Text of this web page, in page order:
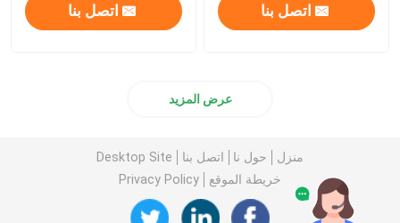
اتصل بنا اتصل بنا
عرض المزيد
منزل حول نا اتصل بنا
Desktop Site
خريطة الموقع
Privacy Policy